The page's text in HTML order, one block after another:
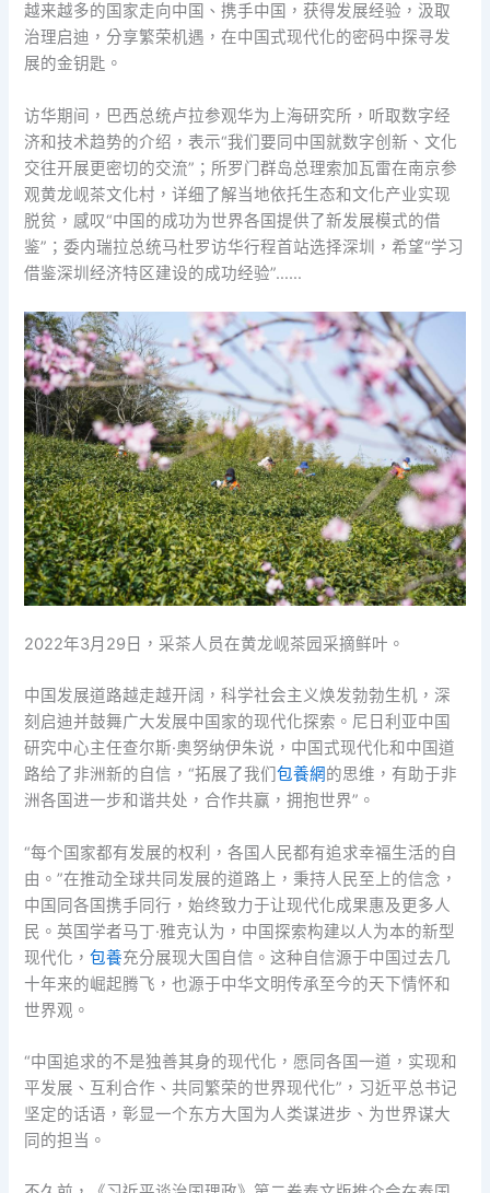
越来越多的国家走向中国、携手中国，获得发展经验，汲取
治理启迪，分享繁荣机遇，在中国式现代化的密码中探寻发
展的金钥匙。
访华期间，巴西总统卢拉参观华为上海研究所，听取数字经
济和技术趋势的介绍，表示“我们要同中国就数字创新、文化
交往开展更密切的交流”；所罗门群岛总理索加瓦雷在南京参
观黄龙岘茶文化村，详细了解当地依托生态和文化产业实现
脱贫，感叹“中国的成功为世界各国提供了新发展模式的借
鉴”；委内瑞拉总统马杜罗访华行程首站选择深圳，希望“学习
借鉴深圳经济特区建设的成功经验”……
2022年3月29日，采茶人员在黄龙岘茶园采摘鲜叶。
中国发展道路越走越开阔，科学社会主义焕发勃勃生机，深
刻启迪并鼓舞广大发展中国家的现代化探索。尼日利亚中国
研究中心主任查尔斯·奥努纳伊朱说，中国式现代化和中国道
路给了非洲新的自信，“拓展了我们包養網的思维，有助于非
洲各国进一步和谐共处，合作共赢，拥抱世界”。
“每个国家都有发展的权利，各国人民都有追求幸福生活的自
由。”在推动全球共同发展的道路上，秉持人民至上的信念，
中国同各国携手同行，始终致力于让现代化成果惠及更多人
民。英国学者马丁·雅克认为，中国探索构建以人为本的新型
现代化，包養充分展现大国自信。这种自信源于中国过去几
十年来的崛起腾飞，也源于中华文明传承至今的天下情怀和
世界观。
“中国追求的不是独善其身的现代化，愿同各国一道，实现和
平发展、互利合作、共同繁荣的世界现代化”，习近平总书记
坚定的话语，彰显一个东方大国为人类谋进步、为世界谋大
同的担当。